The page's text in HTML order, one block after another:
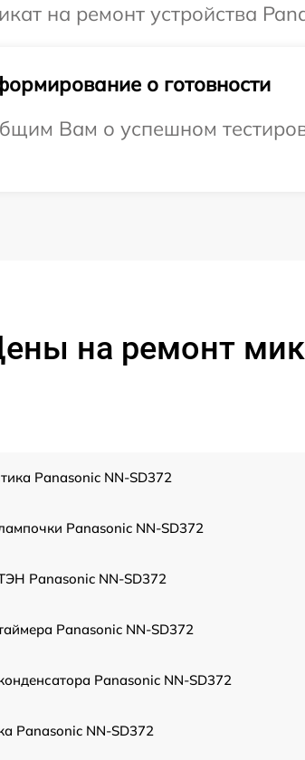
на ремонт устройства
о готовности
Вам о успешном
на ремонт
Panasonic NN-SD372
Panasonic NN-SD372
Panasonic NN-SD372
Panasonic NN-SD372
Panasonic NN-SD372
Panasonic NN-SD372